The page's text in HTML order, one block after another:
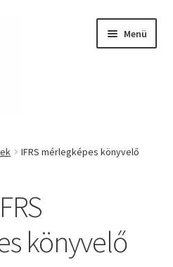
Menü
IFRS mérlegképes könyvelő
könyvelő